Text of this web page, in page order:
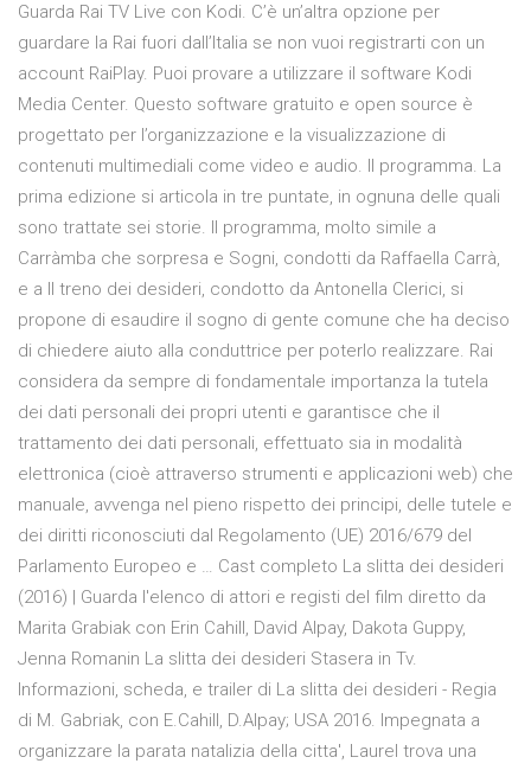
Guarda Rai TV Live con Kodi. C’è un’altra opzione per
guardare la Rai fuori dall’Italia se non vuoi registrarti con un
account RaiPlay. Puoi provare a utilizzare il software Kodi
Media Center. Questo software gratuito e open source è
progettato per l’organizzazione e la visualizzazione di
contenuti multimediali come video e audio. Il programma. La
prima edizione si articola in tre puntate, in ognuna delle quali
sono trattate sei storie. Il programma, molto simile a
Carràmba che sorpresa e Sogni, condotti da Raffaella Carrà,
e a Il treno dei desideri, condotto da Antonella Clerici, si
propone di esaudire il sogno di gente comune che ha deciso
di chiedere aiuto alla conduttrice per poterlo realizzare. Rai
considera da sempre di fondamentale importanza la tutela
dei dati personali dei propri utenti e garantisce che il
trattamento dei dati personali, effettuato sia in modalità
elettronica (cioè attraverso strumenti e applicazioni web) che
manuale, avvenga nel pieno rispetto dei principi, delle tutele e
dei diritti riconosciuti dal Regolamento (UE) 2016/679 del
Parlamento Europeo e … Cast completo La slitta dei desideri
(2016) | Guarda l'elenco di attori e registi del film diretto da
Marita Grabiak con Erin Cahill, David Alpay, Dakota Guppy,
Jenna Romanin La slitta dei desideri Stasera in Tv.
Informazioni, scheda, e trailer di La slitta dei desideri - Regia
di M. Gabriak, con E.Cahill, D.Alpay; USA 2016. Impegnata a
organizzare la parata natalizia della citta', Laurel trova una